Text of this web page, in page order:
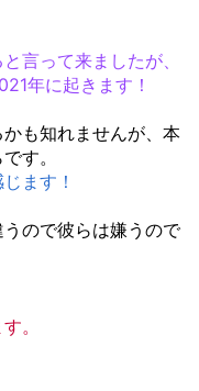
言って来ましたが、
年に起きます！
も知れませんが、本
す。
ます！
ので彼らは嫌うので
。